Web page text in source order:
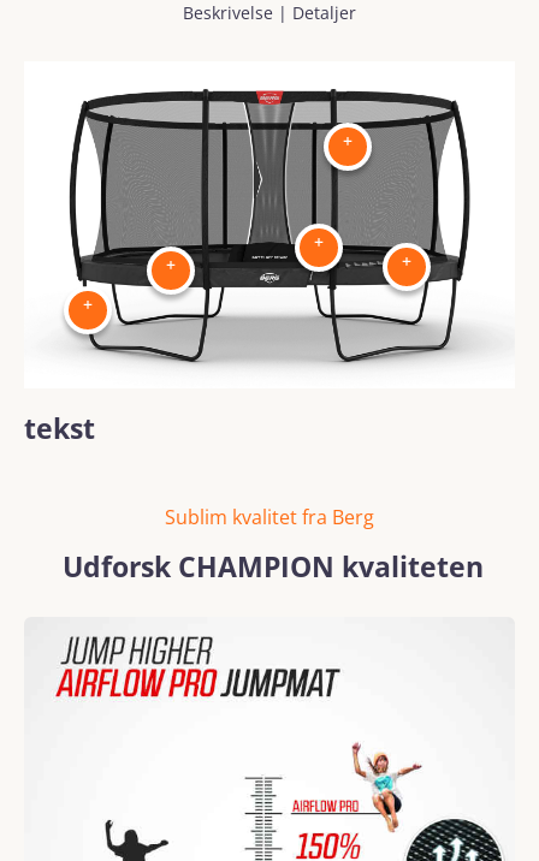
Beskrivelse | Detaljer
+
+
+
+
+
tekst
Sublim kvalitet fra Berg
Udforsk CHAMPION kvaliteten